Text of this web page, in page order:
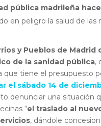
pública madrileña
en peligro la salud de las
y Pueblos de
de la sanidad pública,
que tiene el presupuesto
el sábado 14 de
denunciar una situación
“el traslado al
, dándole